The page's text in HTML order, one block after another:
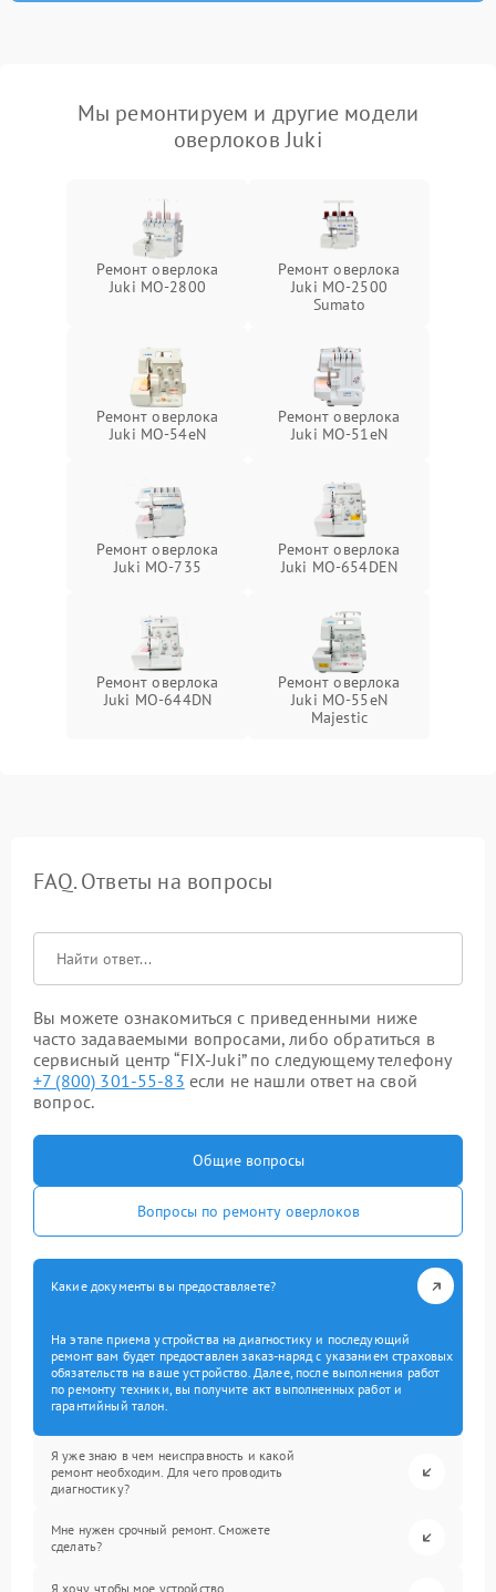
Мы ремонтируем и другие модели
оверлоков Juki
Ремонт оверлока
Juki MO-2800
Ремонт оверлока
Juki MO-2500
Sumato
Ремонт оверлока
Juki MO-54eN
Ремонт оверлока
Juki MO-51eN
Ремонт оверлока
Juki MO-735
Ремонт оверлока
Juki MO-654DEN
Ремонт оверлока
Juki MO-644DN
Ремонт оверлока
Juki MO-55eN
Majestic
FAQ. Ответы на вопросы
Вы можете ознакомиться с приведенными ниже
часто задаваемыми вопросами, либо обратиться в
сервисный центр “FIX-Juki” по следующему телефону
+7 (800) 301-55-83 если не нашли ответ на свой
вопрос.
Общие вопросы
Вопросы по ремонту оверлоков
Какие документы вы предоставляете?
На этапе приема устройства на диагностику и последующий
ремонт вам будет предоставлен заказ-наряд с указанием страховых
обязательств на ваше устройство. Далее, после выполнения работ
по ремонту техники, вы получите акт выполненных работ и
гарантийный талон.
Я уже знаю в чем неисправность и какой
ремонт необходим. Для чего проводить
диагностику?
Мне нужен срочный ремонт. Сможете
сделать?
Я хочу, чтобы мое устройство